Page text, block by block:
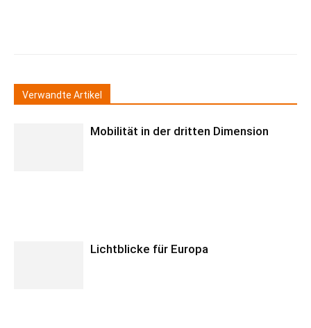
Verwandte Artikel
Mobilität in der dritten Dimension
Lichtblicke für Europa